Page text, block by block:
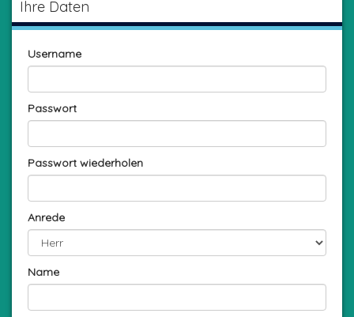
Ihre Daten
Username
Passwort
Passwort wiederholen
Anrede
Name